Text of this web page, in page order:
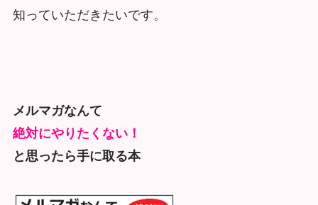
知っていただきたいです。
メルマガなんて
絶対にやりたくない！
と思ったら手に取る本